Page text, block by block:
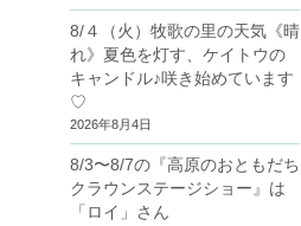
8/４（火）牧歌の里の天気《晴
れ》夏色を灯す、ケイトウの
キャンドル♪咲き始めています
♡
2026年8月4日
8/3〜8/7の『高原のおともだち
クラウンステージショー』は
「ロイ」さん